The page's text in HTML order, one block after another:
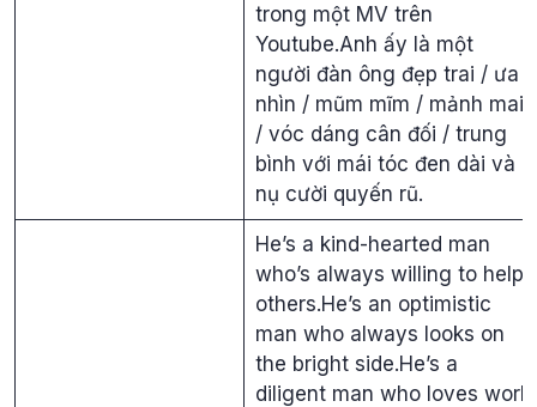
trong một MV trên
Youtube.Anh ấy là một
người đàn ông đẹp trai / ưa
nhìn / mũm mĩm / mảnh mai
/ vóc dáng cân đối / trung
bình với mái tóc đen dài và
nụ cười quyến rũ.
He’s a kind-hearted man
who’s always willing to help
others.He’s an optimistic
man who always looks on
the bright side.He’s a
diligent man who loves work